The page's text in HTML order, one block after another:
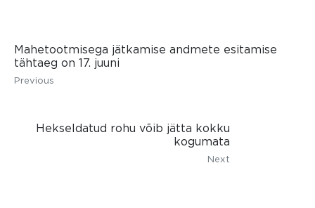
Mahetootmisega jätkamise andmete esitamise
tähtaeg on 17. juuni
Previous
Hekseldatud rohu võib jätta kokku
kogumata
Next